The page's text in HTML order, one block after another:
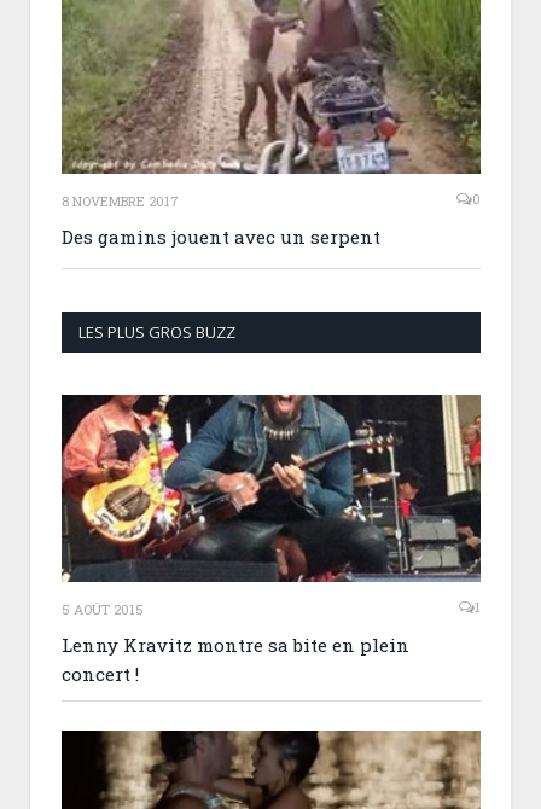
8 NOVEMBRE 2017 0
Des gamins jouent avec un serpent
LES PLUS GROS BUZZ
5 AOÛT 2015 1
Lenny Kravitz montre sa bite en plein
concert !